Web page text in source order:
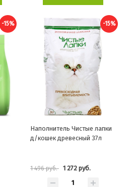
-15% -15%
Наполнитель Чистые лапки
д/кошек древесный 37л
1 496 руб. 1 272 руб.